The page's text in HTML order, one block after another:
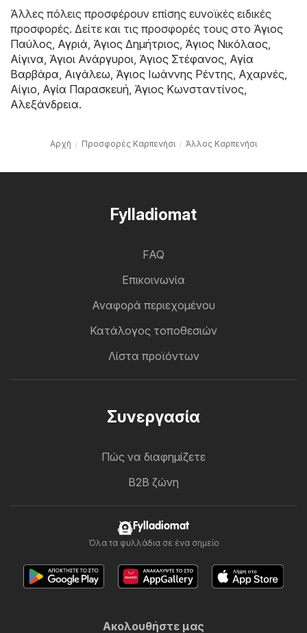
Άλλες πόλεις προσφέρουν επίσης ευνοϊκές ειδικές
προσφορές. Δείτε και τις προσφορές τους στο Άγιος
Παύλος, Αγριά, Άγιος Δημήτριος, Άγιος Νικόλαος,
Αίγινα, Άγιοι Ανάργυροι, Άγιος Στέφανος, Αγία
Βαρβάρα, Αιγάλεω, Άγιος Ιωάννης Ρέντης, Αχαρνές,
Αίγιο, Αγία Παρασκευή, Άγιος Κωνσταντίνος,
Αλεξάνδρεια.
Αρχή Προσφορές Καρπενήσι Άλλος Καρπενήσι
Fylladiomat
FAQ
Επικοινωνία
Αναφορά περιεχομένου
Κατάλογος τοποθεσιών
Λίστα προϊόντων
Συνεργασία
Πώς να διαφημίζετε
B2B ζώνη
Fylladiomat
Όλα τα φυλλάδια σε ένα σημείο
Ακολουθήστε μας